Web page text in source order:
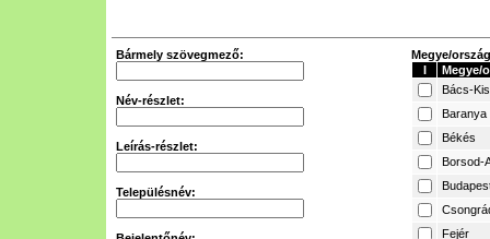
Bármely szövegmező:
Név-részlet:
Leírás-részlet:
Településnév:
Megye/
I
Megye/
Bács-
Baranya
Békés
Borsod-
Fejér